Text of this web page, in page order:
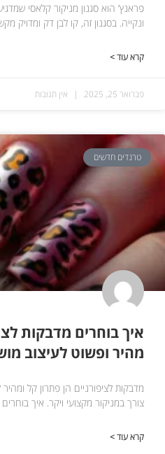
פראנץ’ הוא סגנון מניקור קלאסי
ונקייה. בסגנון זה, קו לבן דק ומדויק
קרא עוד >
פברואר 25, 2025 אין תגובות
טרנדים חדשים
איך בוחרים מדבקות
מהיר ופשוט לעיצוב
מדבקות לציפורניים הן פתרון קל
צורך במניקור מקצועי ויקר. איך
קרא עוד >